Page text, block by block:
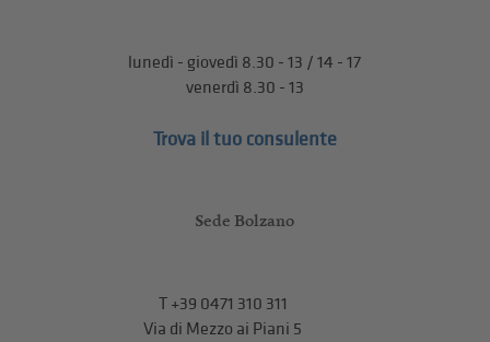
lunedì - giovedì 8.30 - 13 / 14 - 17
venerdì 8.30 - 13
Trova il tuo consulente
Sede Bolzano
T+39 0471 310 311
Via di Mezzo ai Piani 5